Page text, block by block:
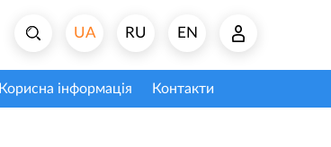
EN
RU
UA
Корисна інформація Контакти